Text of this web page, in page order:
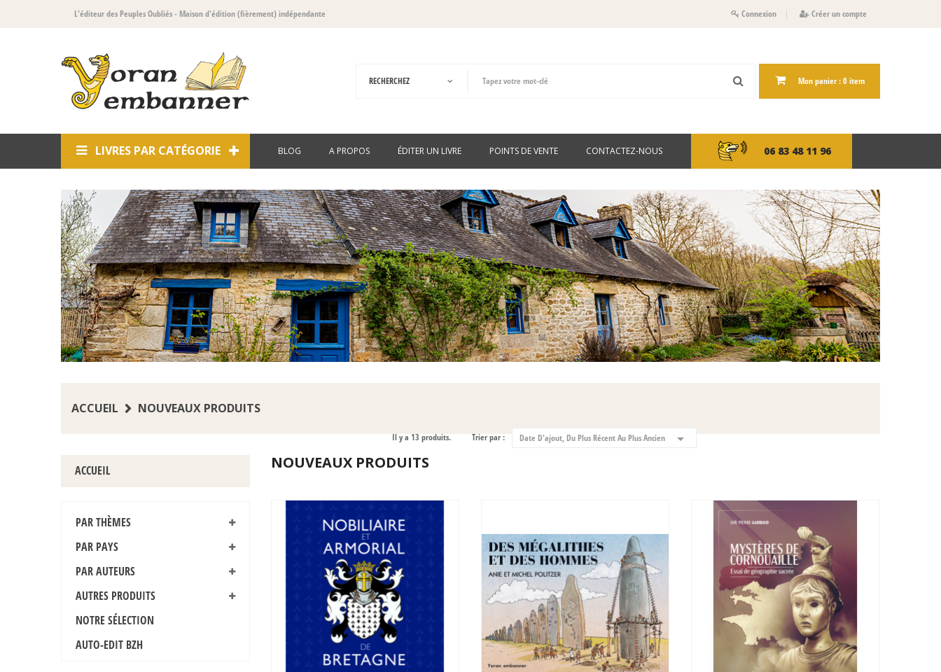
L'éditeur des Peuples Oubliés- Maison d'édition (fièrement) indépendante Connexion Créer un compte
Mon panier : 0 item
LIVRES PAR CATÉGORIE BLOG A PROPOS ÉDITER UN LIVRE POINTS DE VENTE CONTACTEZ-NOUS 06 83 48 11 96
ACCUEIL NOUVEAUX PRODUITS
ACCUEIL
PAR THÈMES
PAR PAYS
PAR AUTEURS
AUTRES PRODUITS
NOTRE SÉLECTION
AUTO-EDIT BZH
NOUVEAUX PRODUITS
Il y a 13 produits. Trier par : Date D'ajout, Du Plus Récent Au Plus Ancien 